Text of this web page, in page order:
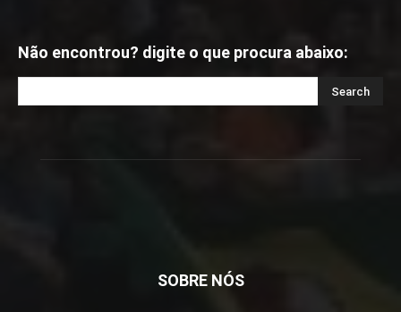
Não encontrou? digite o que procura abaixo:
SOBRE NÓS